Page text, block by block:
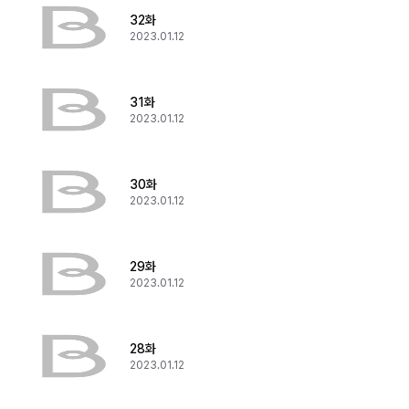
32화
2023.01.12
31화
2023.01.12
30화
2023.01.12
29화
2023.01.12
28화
2023.01.12